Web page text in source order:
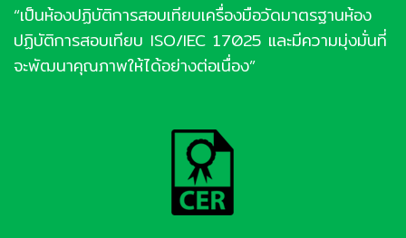
“เป็นห้องปฏิบัติการสอบเทียบเครื่องมือวัดมาตรฐานห้อง
ปฏิบัติการสอบเทียบ ISO/IEC 17025 และมีความมุ่งมั่นที่
จะพัฒนาคุณภาพให้ได้อย่างต่อเนื่อง”